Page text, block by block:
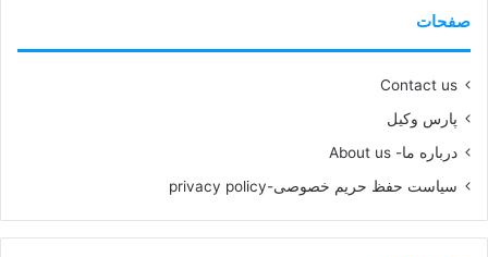
صفحات
Contact us
پارس وکیل
درباره ما- About us
سیاست حفظ حریم خصوصی-privacy policy